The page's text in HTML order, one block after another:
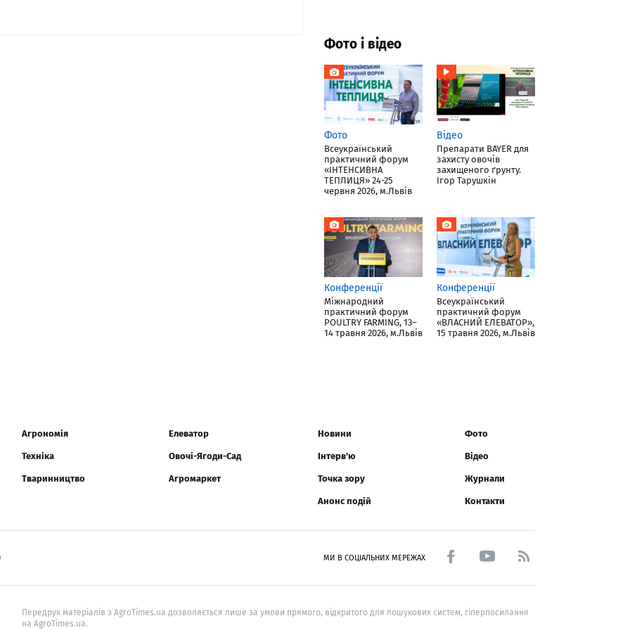
Фото і відео
Фото
Всеукраїнський
практичний форум
«ІНТЕНСИВНА
ТЕПЛИЦЯ» 24-25
червня 2026, м.Львів
Відео
Препарати BAYER для
захисту овочів
захищеного ґрунту.
Ігор Тарушкін
Конференції
Міжнародний
практичний форум
POULTRY FARMING, 13–
14 травня 2026, м.Львів
Конференції
Всеукраїнський
практичний форум
«ВЛАСНИЙ ЕЛЕВАТОР»,
15 травня 2026, м.Львів
Агрономія
Техніка
Тваринництво
Елеватор
Овочі-Ягоди-Сад
Агромаркет
Новини
Інтерв'ю
Точка зору
Анонс подій
Фото
Відео
Журнали
Контакти
МИ В СОЦІАЛЬНИХ МЕРЕЖАХ
Передрук матеріалів з AgroTimes.ua дозволяється лише за умови прямого, відкритого для пошукових систем, гіперпосилання
на AgroTimes.ua.